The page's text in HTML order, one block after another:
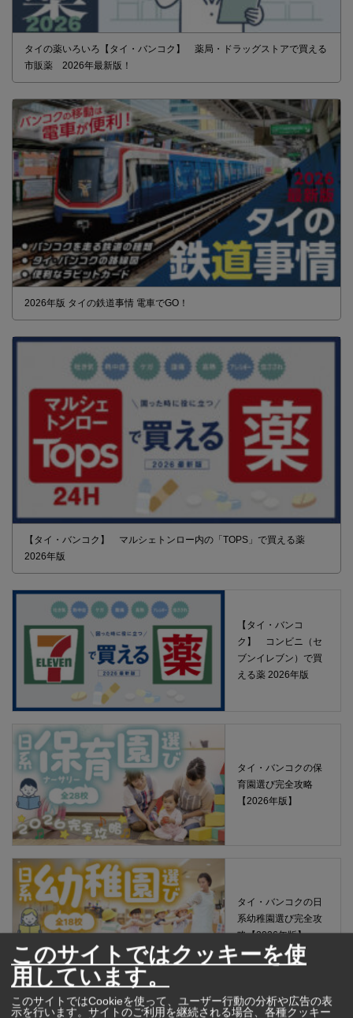
タイの薬いろいろ【タイ・バンコク】 薬局・ドラッグストアで買える
市販薬 2026年最新版！
2026年版 タイの鉄道事情 電車でGO！
【タイ・バンコク】 マルシェトンロー内の「TOPS」で買える薬
2026年版
【タイ・バンコ
ク】 コンビニ（セ
ブンイレブン）で買
える薬 2026年版
タイ・バンコクの保
育園選び完全攻略
【2026年版】
タイ・バンコクの日
系幼稚園選び完全攻
略【2026年版】
このサイトではクッキーを使
用しています。
このサイトではCookieを使って、ユーザー行動の分析や広告の表
示を行います。サイトのご利用を継続される場合、各種クッキー